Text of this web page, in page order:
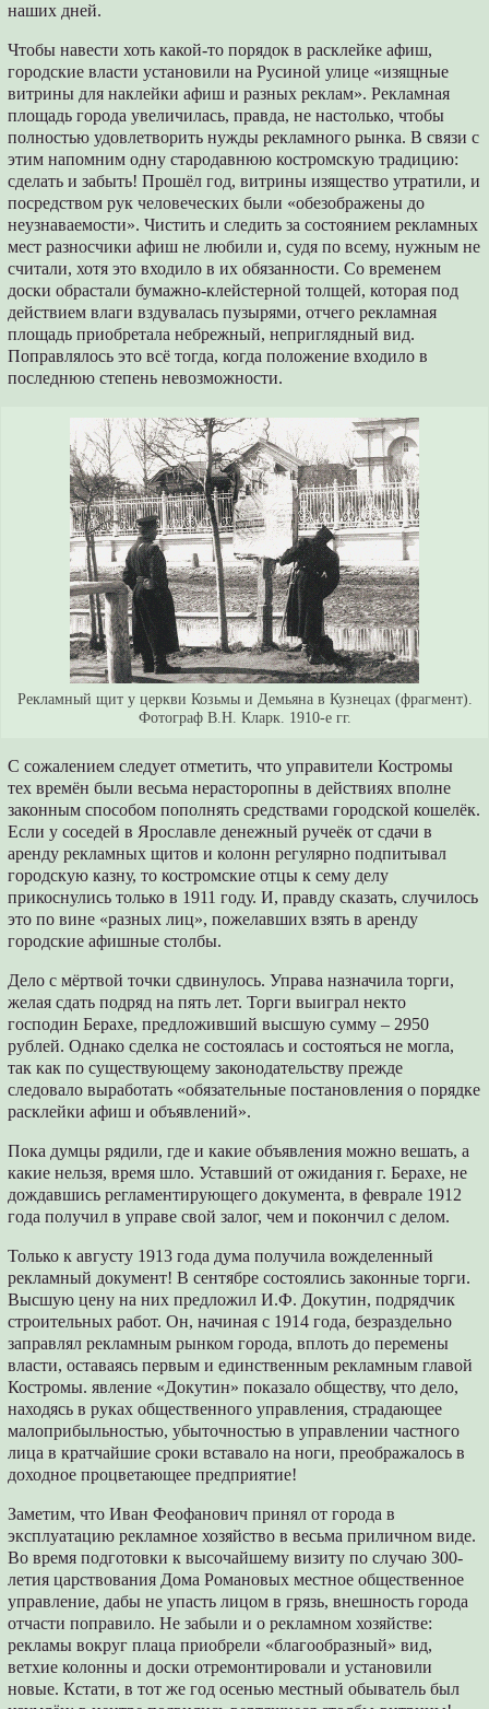
наших дней.
Чтобы навести хоть какой-то порядок в расклейке афиш,
городские власти установили на Русиной улице «изящные
витрины для наклейки афиш и разных реклам». Рекламная
площадь города увеличилась, правда, не настолько, чтобы
полностью удовлетворить нужды рекламного рынка. В связи с
этим напомним одну стародавнюю костромскую традицию:
сделать и забыть! Прошёл год, витрины изящество утратили, и
посредством рук человеческих были «обезображены до
неузнаваемости». Чистить и следить за состоянием рекламных
мест разносчики афиш не любили и, судя по всему, нужным не
считали, хотя это входило в их обязанности. Со временем
доски обрастали бумажно-клейстерной толщей, которая под
действием влаги вздувалась пузырями, отчего рекламная
площадь приобретала небрежный, неприглядный вид.
Поправлялось это всё тогда, когда положение входило в
последнюю степень невозможности.
Рекламный щит у церкви Козьмы и Демьяна в Кузнецах (фрагмент).
Фотограф В.Н. Кларк. 1910-е гг.
С сожалением следует отметить, что управители Костромы
тех времён были весьма нерасторопны в действиях вполне
законным способом пополнять средствами городской кошелёк.
Если у соседей в Ярославле денежный ручеёк от сдачи в
аренду рекламных щитов и колонн регулярно подпитывал
городскую казну, то костромские отцы к сему делу
прикоснулись только в 1911 году. И, правду сказать, случилось
это по вине «разных лиц», пожелавших взять в аренду
городские афишные столбы.
Дело с мёртвой точки сдвинулось. Управа назначила торги,
желая сдать подряд на пять лет. Торги выиграл некто
господин Берахе, предложивший высшую сумму – 2950
рублей. Однако сделка не состоялась и состояться не могла,
так как по существующему законодательству прежде
следовало выработать «обязательные постановления о порядке
расклейки афиш и объявлений».
Пока думцы рядили, где и какие объявления можно вешать, а
какие нельзя, время шло. Уставший от ожидания г. Берахе, не
дождавшись регламентирующего документа, в феврале 1912
года получил в управе свой залог, чем и покончил с делом.
Только к августу 1913 года дума получила вожделенный
рекламный документ! В сентябре состоялись законные торги.
Высшую цену на них предложил И.Ф. Докутин, подрядчик
строительных работ. Он, начиная с 1914 года, безраздельно
заправлял рекламным рынком города, вплоть до перемены
власти, оставаясь первым и единственным рекламным главой
Костромы. явление «Докутин» показало обществу, что дело,
находясь в руках общественного управления, страдающее
малоприбыльностью, убыточностью в управлении частного
лица в кратчайшие сроки вставало на ноги, преображалось в
доходное процветающее предприятие!
Заметим, что Иван Феофанович принял от города в
эксплуатацию рекламное хозяйство в весьма приличном виде.
Во время подготовки к высочайшему визиту по случаю 300-
летия царствования Дома Романовых местное общественное
управление, дабы не упасть лицом в грязь, внешность города
отчасти поправило. Не забыли и о рекламном хозяйстве:
рекламы вокруг плаца приобрели «благообразный» вид,
ветхие колонны и доски отремонтировали и установили
новые. Кстати, в тот же год осенью местный обыватель был